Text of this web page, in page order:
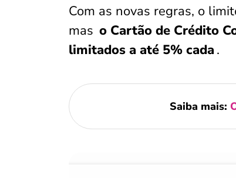
Com as novas regras, o
mas o Cartão de Crédito
limitados a até 5% cada .
Saiba mais: